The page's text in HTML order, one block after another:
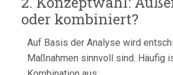
oder kombiniert?
Auf Basis der Analyse wird
Maßnahmen sinnvoll sind. Häufig